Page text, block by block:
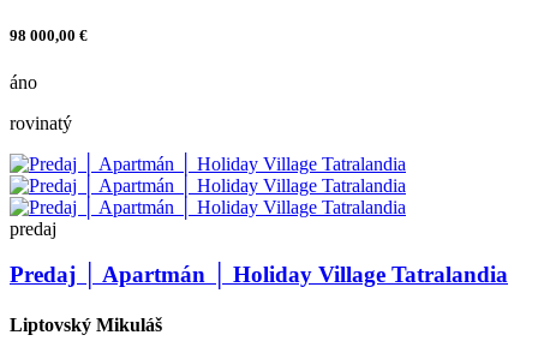
98 000,00 €
áno
rovinatý
predaj
Predaj │ Apartmán │ Holiday Village Tatralandia
Liptovský Mikuláš